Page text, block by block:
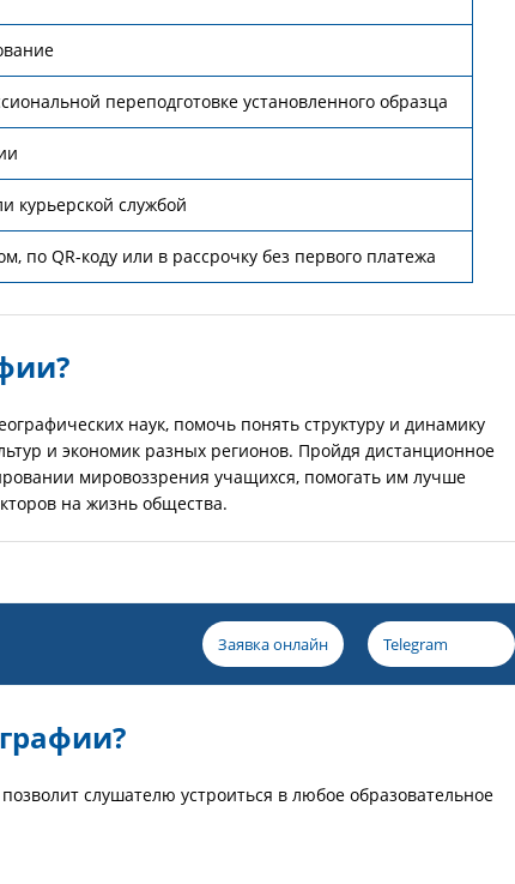
переподготовке установленного образца
курьерской службой
по QR-коду или в рассрочку без первого платежа
наук, помочь понять структуру и динамику
и экономик разных регионов. Пройдя дистанционное
мировоззрения учащихся, помогать им лучше
на жизнь общества.
Заявка онлайн Telegram
слушателю устроиться в любое образовательное